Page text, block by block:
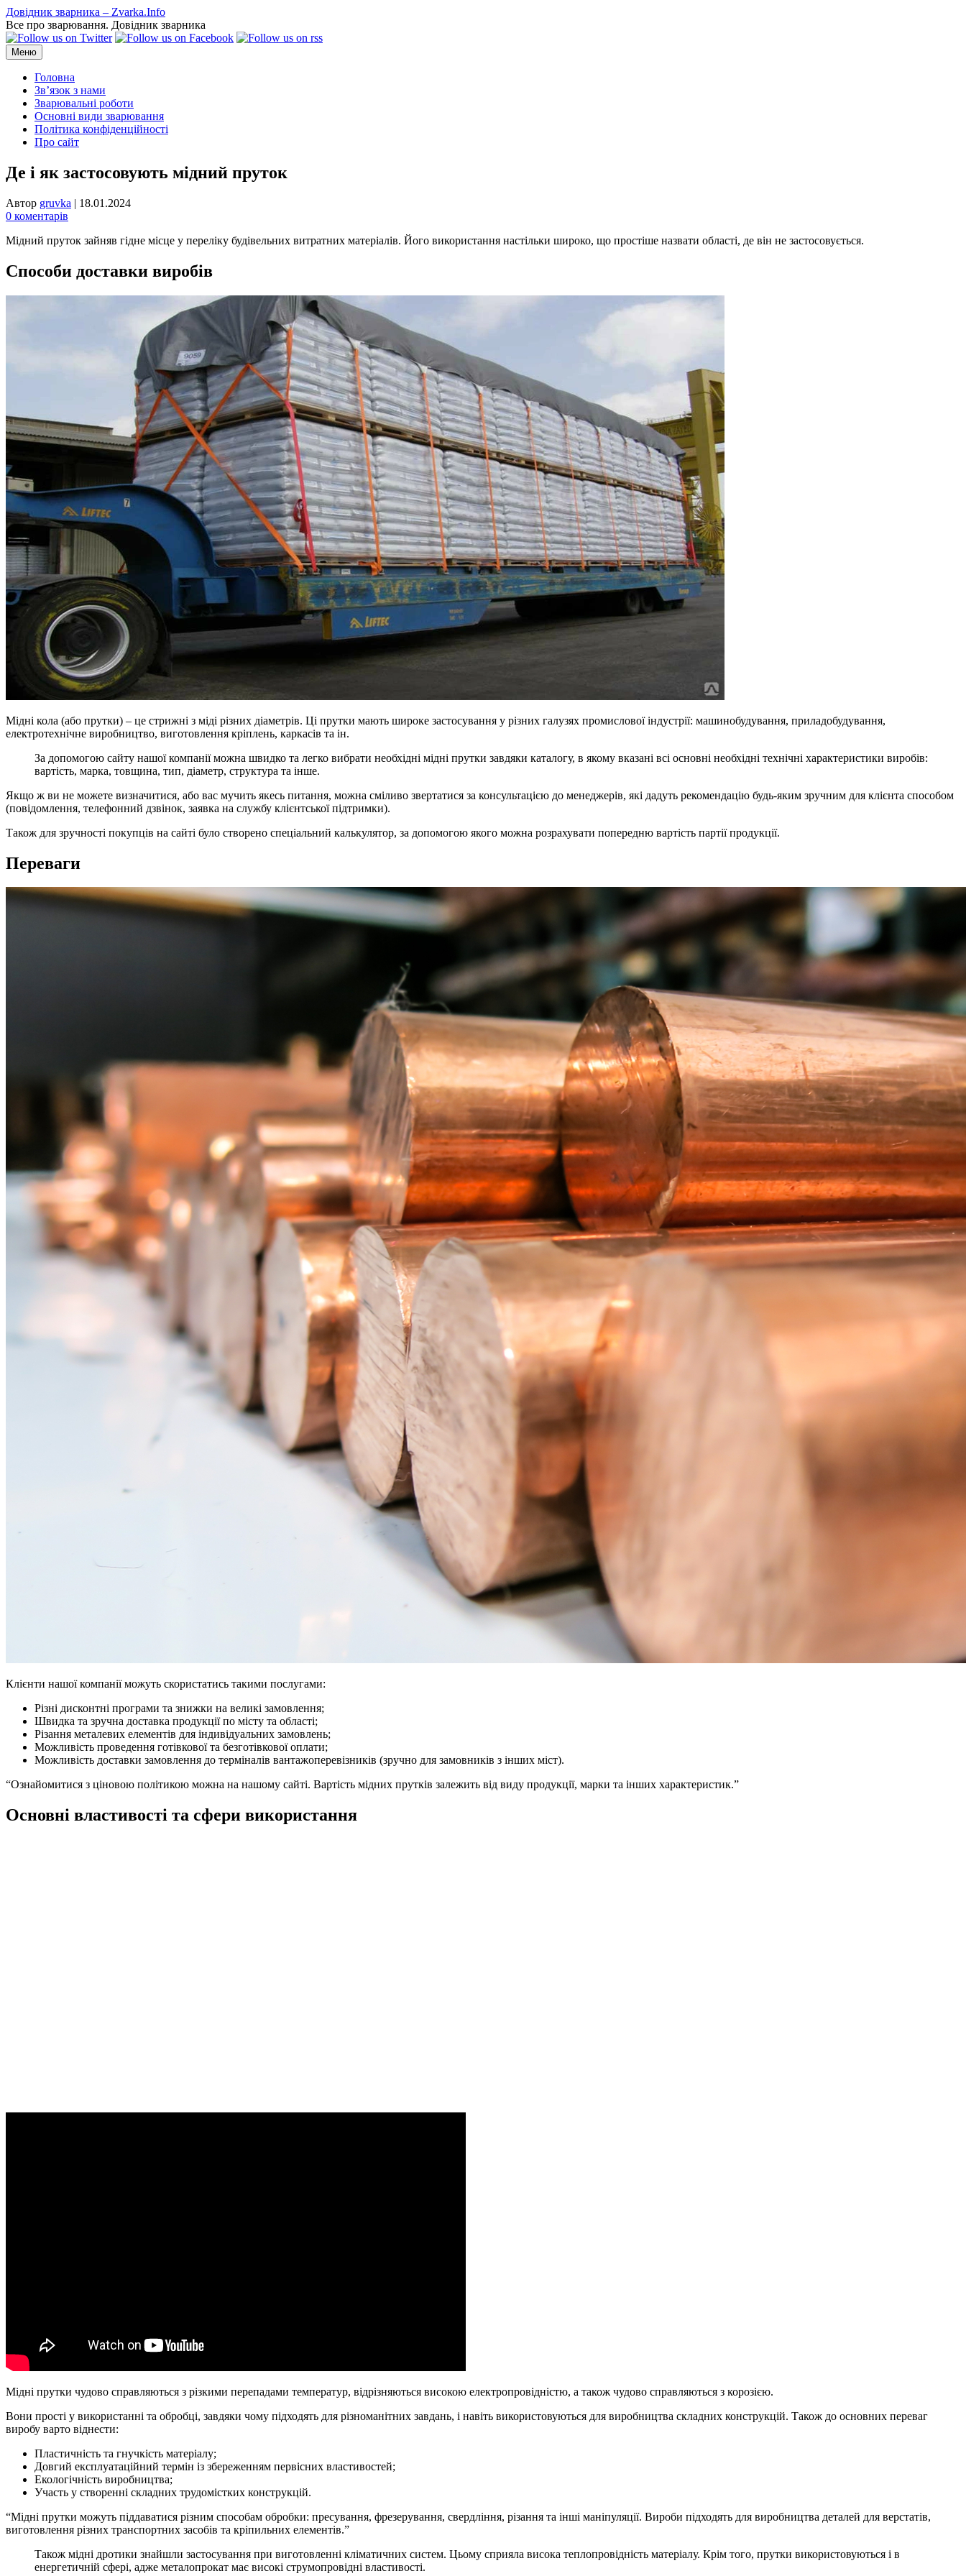
Перейти
до
вмісту
Довідник зварника – Zvarka.Info
Все про зварювання. Довідник зварника
Меню
Головна
Зв’язок з нами
Зварювальні роботи
Основні види зварювання
Політика конфіденційності
Про сайт
Де і як застосовують мідний пруток
Автор gruvka | 18.01.2024
0 коментарів
Мідний пруток зайняв гідне місце у переліку будівельних витратних матеріалів. Його використання настільки широко, що простіше назвати області, де він не застосовується.
Способи доставки виробів
Мідні кола (або прутки) – це стрижні з міді різних діаметрів. Ці прутки мають широке застосування у різних галузях промислової індустрії: машинобудування, приладобудування,
електротехнічне виробництво, виготовлення кріплень, каркасів та ін.
За допомогою сайту нашої компанії можна швидко та легко вибрати необхідні мідні прутки завдяки каталогу, в якому вказані всі основні необхідні технічні характеристики виробів:
вартість, марка, товщина, тип, діаметр, структура та інше.
Якщо ж ви не можете визначитися, або вас мучить якесь питання, можна сміливо звертатися за консультацією до менеджерів, які дадуть рекомендацію будь-яким зручним для клієнта способом
(повідомлення, телефонний дзвінок, заявка на службу клієнтської підтримки).
Також для зручності покупців на сайті було створено спеціальний калькулятор, за допомогою якого можна розрахувати попередню вартість партії продукції.
Переваги
Клієнти нашої компанії можуть скористатись такими послугами:
Різні дисконтні програми та знижки на великі замовлення;
Швидка та зручна доставка продукції по місту та області;
Різання металевих елементів для індивідуальних замовлень;
Можливість проведення готівкової та безготівкової оплати;
Можливість доставки замовлення до терміналів вантажоперевізників (зручно для замовників з інших міст).
“Ознайомитися з ціновою політикою можна на нашому сайті. Вартість мідних прутків залежить від виду продукції, марки та інших характеристик.”
Основні властивості та сфери використання
Мідні прутки чудово справляються з різкими перепадами температур, відрізняються високою електропровідністю, а також чудово справляються з корозією.
Вони прості у використанні та обробці, завдяки чому підходять для різноманітних завдань, і навіть використовуються для виробництва складних конструкцій. Також до основних переваг
виробу варто віднести:
Пластичність та гнучкість матеріалу;
Довгий експлуатаційний термін із збереженням первісних властивостей;
Екологічність виробництва;
Участь у створенні складних трудомістких конструкцій.
“Мідні прутки можуть піддаватися різним способам обробки: пресування, фрезерування, свердління, різання та інші маніпуляції. Вироби підходять для виробництва деталей для верстатів,
виготовлення різних транспортних засобів та кріпильних елементів.”
Також мідні дротики знайшли застосування при виготовленні кліматичних систем. Цьому сприяла висока теплопровідність матеріалу. Крім того, прутки використовуються і в
енергетичній сфері, адже металопрокат має високі струмопровідні властивості.